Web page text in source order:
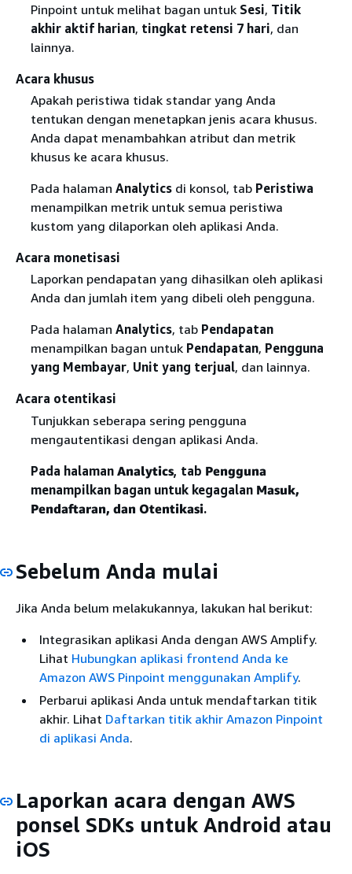
Pinpoint untuk melihat bagan untuk Sesi, Titik
akhir aktif harian, tingkat retensi 7 hari, dan
lainnya.
Acara khusus
Apakah peristiwa tidak standar yang Anda
tentukan dengan menetapkan jenis acara khusus.
Anda dapat menambahkan atribut dan metrik
khusus ke acara khusus.
Pada halaman Analyticsdi konsol, tab Peristiwa
menampilkan metrik untuk semua peristiwa
kustom yang dilaporkan oleh aplikasi Anda.
Acara monetisasi
Laporkan pendapatan yang dihasilkan oleh aplikasi
Anda dan jumlah item yang dibeli oleh pengguna.
Pada halaman Analytics, tab Pendapatan
menampilkan bagan untuk Pendapatan, Pengguna
yang Membayar, Unit yang terjual, dan lainnya.
Acara otentikasi
Tunjukkan seberapa sering pengguna
mengautentikasi dengan aplikasi Anda.
Pada halaman Analytics, tab Pengguna
menampilkan bagan untuk kegagalan Masuk,
Pendaftaran, dan Otentikasi.
Sebelum Anda mulai
Jika Anda belum melakukannya, lakukan hal berikut:
Integrasikan aplikasi Anda dengan AWS Amplify.
Lihat Hubungkan aplikasi frontend Anda ke
Amazon AWS Pinpoint menggunakan Amplify.
Perbarui aplikasi Anda untuk mendaftarkan titik
akhir. Lihat Daftarkan titik akhir Amazon Pinpoint
di aplikasi Anda.
Laporkan acara dengan AWS
ponsel SDKs untuk Android atau
iOS